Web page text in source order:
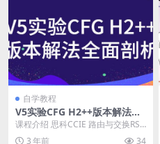
自学教程
V5实验CFG H2++版本解法全
面剖析
课程介绍 思科CCIE 路由与交换RS
V5实验CFG H2++版本解法全面剖
3 年前 34